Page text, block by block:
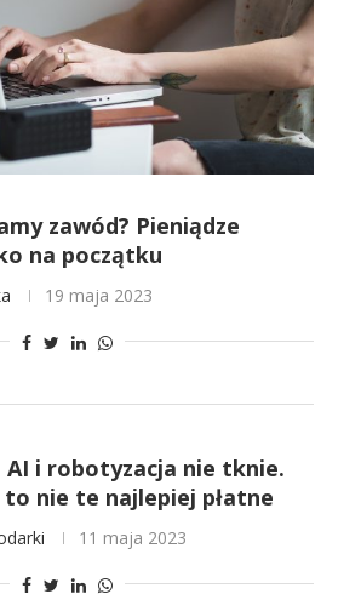
zawód? Pieniądze
na początku
19 maja 2023
i robotyzacja nie tknie.
nie te najlepiej płatne
11 maja 2023